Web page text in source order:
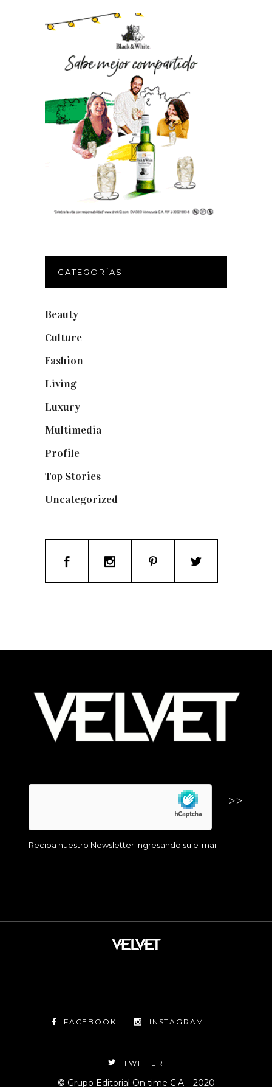
CATEGORÍAS
Beauty
Culture
Fashion
Living(337)
Luxury
Multimedia
Profile
Top Stories
Uncategorized
FACEBOOK INSTAGRAM
TWITTER
© Grupo Editorial On time C.A – 2020